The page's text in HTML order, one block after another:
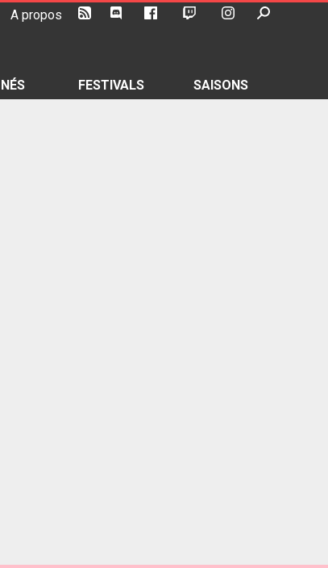
A propos
FESTIVALS SAISONS